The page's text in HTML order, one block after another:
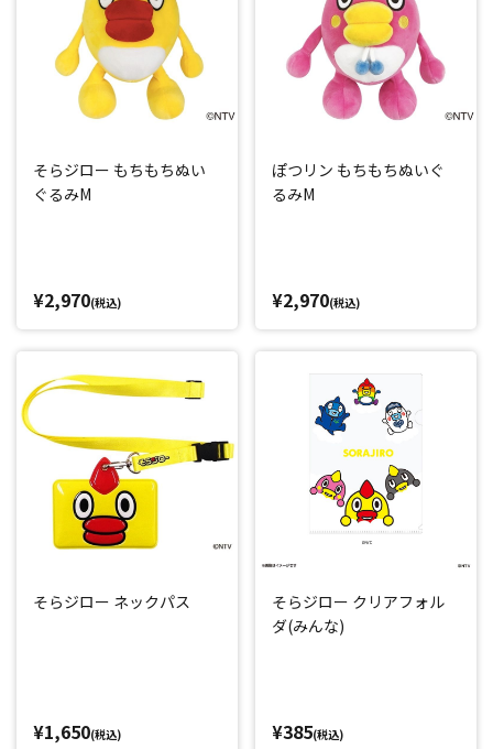
そらジロー もちもちぬい
ぐるみM
¥2,970(税込)
ぽつリン もちもちぬいぐ
るみM
¥2,970(税込)
そらジロー ネックパス
¥1,650(税込)
そらジロー クリアフォル
ダ(みんな)
¥385(税込)